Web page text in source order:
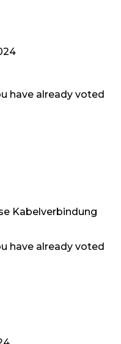
have already voted
Kabelverbindung
have already voted